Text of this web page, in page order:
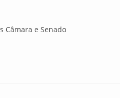
Câmara e Senado